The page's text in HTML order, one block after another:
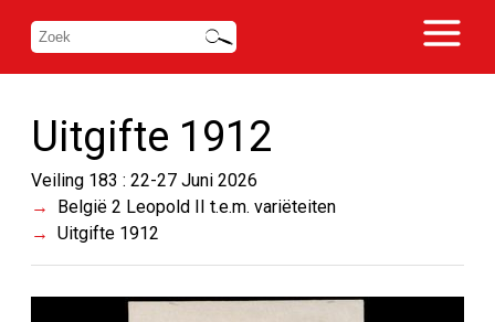
Uitgifte 1912
Veiling 183 : 22-27 Juni 2026
België 2 Leopold II t.e.m. variëteiten
Uitgifte 1912